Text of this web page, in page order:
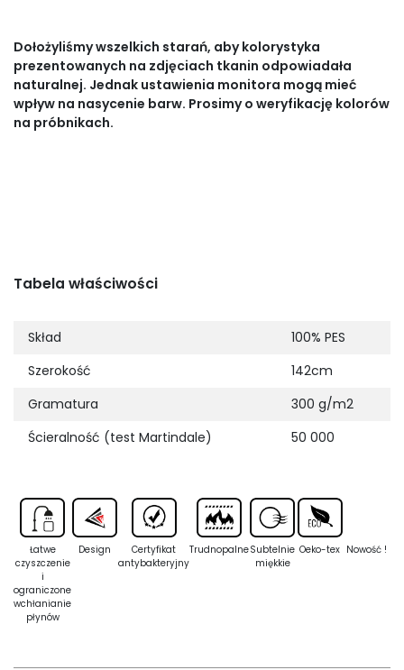
Dołożyliśmy wszelkich starań, aby kolorystyka
prezentowanych na zdjęciach tkanin odpowiadała
naturalnej. Jednak ustawienia monitora mogą mieć
wpływ na nasycenie barw. Prosimy o weryfikację kolorów
na próbnikach.
Tabela właściwości
Skład
100% PES
Szerokość
142cm
Gramatura
300 g/m2
Ścieralność (test Martindale)
50 000
Łatwe
czyszczenie
i
ograniczone
wchłanianie
płynów
Design
Certyfikat
antybakteryjny
TrudnopalneSubtelnie
miękkie
Oeko-tex Nowość !